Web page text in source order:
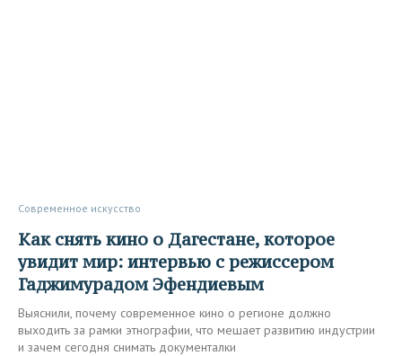
Современное искусство
Как снять кино о Дагестане, которое
увидит мир: интервью с режиссером
Гаджимурадом Эфендиевым
Выяснили, почему современное кино о регионе должно
выходить за рамки этнографии, что мешает развитию индустрии
и зачем сегодня снимать документалки